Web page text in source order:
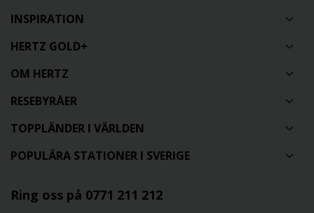
INSPIRATION
HERTZ GOLD+
OM HERTZ
RESEBYRÅER
TOPPLÄNDER I VÄRLDEN
POPULÄRA STATIONER I SVERIGE
Ring oss på 0771 211 212